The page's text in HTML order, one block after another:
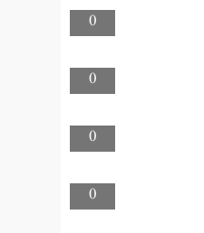
0
0
0
0